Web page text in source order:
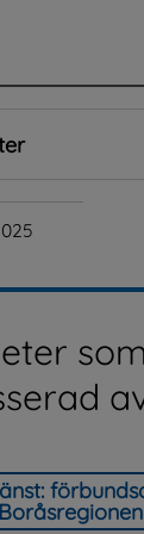
Boråsregionen